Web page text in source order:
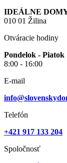
IDEÁLNE DOMY,
010 01 Žilina
Otváracie hodiny
Pondelok - Piatok
8:00 - 16:00
E-mail
Telefón
+421 917 133 204
Spoločnosť